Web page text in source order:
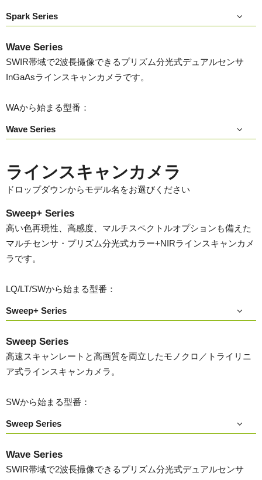
Spark Series
Wave Series
SWIR帯域で2波長撮像できるプリズム分光式デュアルセンサ
InGaAsラインスキャンカメラです。
WAから始まる型番：
Wave Series
ラインスキャンカメラ
ドロップダウンからモデル名をお選びください
Sweep+ Series
高い色再現性、高感度、マルチスペクトルオプションも備えた
マルチセンサ・プリズム分光式カラー+NIRラインスキャンカメ
ラです。
LQ/LT/SWから始まる型番：
Sweep+ Series
Sweep Series
高速スキャンレートと高画質を両立したモノクロ／トライリニ
ア式ラインスキャンカメラ。
SWから始まる型番：
Sweep Series
Wave Series
SWIR帯域で2波長撮像できるプリズム分光式デュアルセンサ